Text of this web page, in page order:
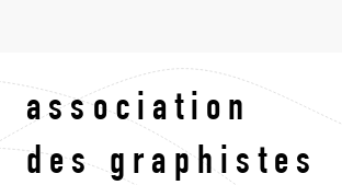
principal
association
des graphistes